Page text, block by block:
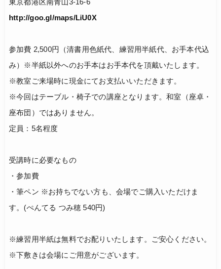
東京都港区南青山3-16-6
http://goo.gl/maps/LiU0X
参加費 2,500円（清書用色紙代、練習用半紙代、お手本代込
み）※半紙以外へのお手本はお手本代を頂戴いたします。
※教室ご来場時に現金にてお支払いいただきます。
※今回はテーブル・椅子での講座となります。和室（座卓・
座布団）ではありません。
定員：5名程度
受講時に必要なもの
・参加費
・筆ペン ※お持ちでない方も、会場でご購入いただけま
す。(ぺんてる つみ穂 540円)
※練習用半紙は無料でお配りいたします。ご安心ください。
※下敷きは会場にご用意がございます。